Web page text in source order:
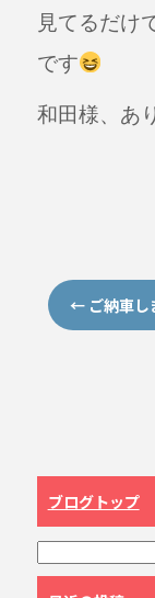
見てるだけ
です
和田様、あ
←ご納車し
ブログトップ